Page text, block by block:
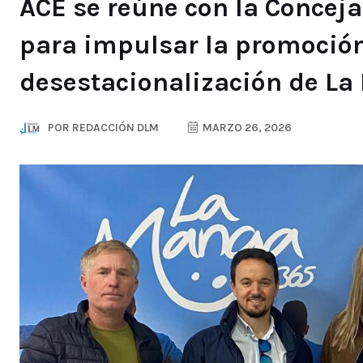
ACE se reúne con la
para impulsar la
desestacionalización de La
POR REDACCIÓN DLM MARZO 26, 2026